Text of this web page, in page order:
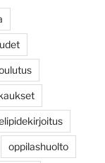
oppilashuolto